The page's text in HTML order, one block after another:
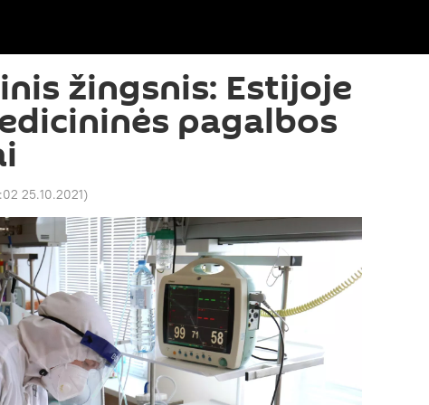
žingsnis: Estijoje
pagalbos
25.10.2021)